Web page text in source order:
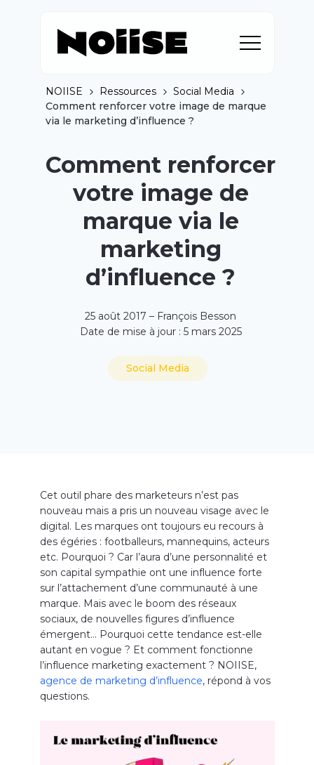
NOIISE Ressources
Social Media
Comment renforcer votre image de marque
via le marketing d’influence ?
Comment renforcer
votre image de
marque via le
marketing
d’influence ?
25 août 2017 – François Besson
Date de mise à jour : 5 mars 2025
Social Media
Cet outil phare des marketeurs n’est pas
nouveau mais a pris un nouveau visage avec le
digital. Les marques ont toujours eu recours à
des égéries : footballeurs, mannequins, acteurs
etc. Pourquoi ? Car l’aura d’une personnalité et
son capital sympathie ont une influence forte
sur l’attachement d’une communauté à une
marque. Mais avec le boom des réseaux
sociaux, de nouvelles figures d’influence
émergent… Pourquoi cette tendance est-elle
autant en vogue ? Et comment fonctionne
l’influence marketing exactement ? NOIISE,
agence de marketing d’influence, répond à vos
questions.